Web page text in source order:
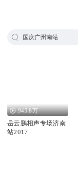
国庆广州南站
945.8万
岳云鹏相声专场济南
站2017